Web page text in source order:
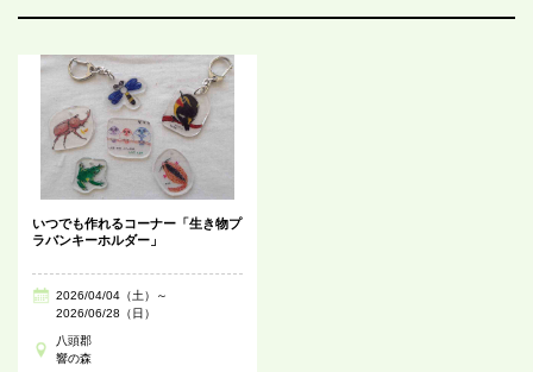
いつでも作れるコーナー「生き物プ
ラバンキーホルダー」
2026/04/04（土）～
2026/06/28（日）
八頭郡
響の森